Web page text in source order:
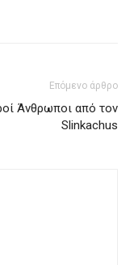
Επόμενο άρθρο
Άνθρωποι από τον
Slinkachus